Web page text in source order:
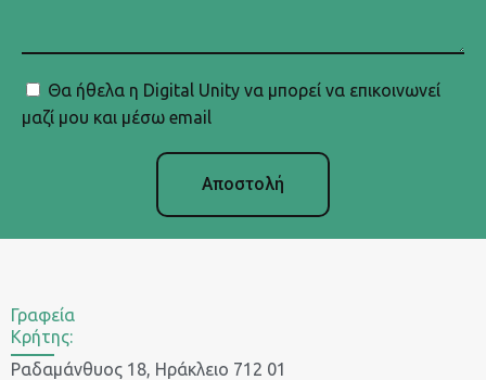
Θα ήθελα η Digital Unity να μπορεί να επικοινωνεί
μαζί μου και μέσω email
Αποστολή
Γραφεία
Κρήτης:
Ραδαμάνθυος 18, Ηράκλειο 712 01